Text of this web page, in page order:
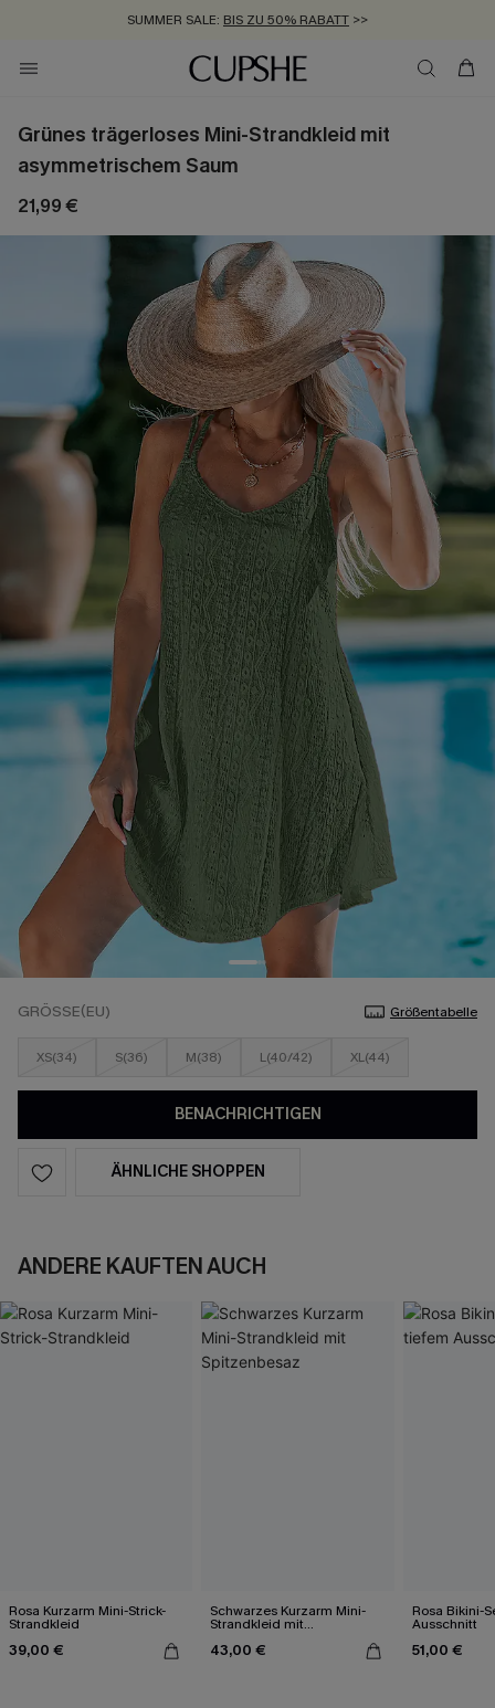
SUMMER SALE: BIS ZU 50% RABATT >>
ZUM NEWSLETTER:BIS ZU -20% EXTRA ERHALTEN
KOSTENLOSER VERSAND AB 89 €
Grünes trägerloses Mini-Strandkleid mit
asymmetrischem Saum
21,99 €
GRÖSSE(EU) Größentabelle
XS(34) S(36) M(38) L(40/42) XL(44)
BENACHRICHTIGEN
ÄHNLICHE SHOPPEN
ANDERE KAUFTEN AUCH
Rosa Kurzarm Mini-Strick-
Strandkleid
39,00 €
Schwarzes Kurzarm Mini-
Strandkleid mit
43,00 €
Rosa Bikini-
Ausschnitt
51,00 €